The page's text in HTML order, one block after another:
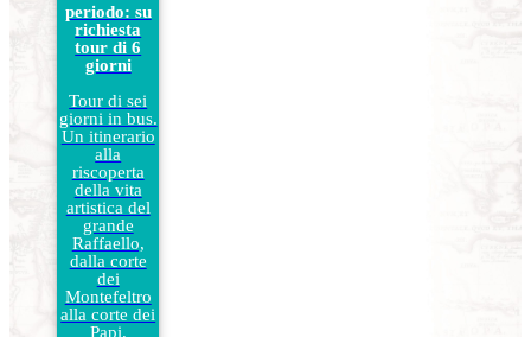
periodo: su
richiesta
tour di 6
giorni
Tour di sei
giorni in bus.
Un itinerario
alla
riscoperta
della vita
artistica del
grande
Raffaello,
dalla corte
dei
Montefeltro
alla corte dei
Papi.